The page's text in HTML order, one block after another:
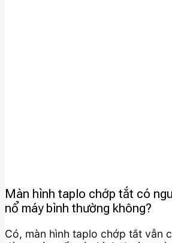
Màn hình taplo chớp tắt có
nổ máy bình thường không?
Có, màn hình taplo chớp tắt vẫn